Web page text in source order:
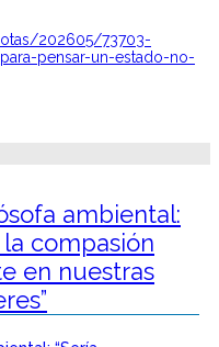
202605/73703-
pensar-un-estado-no-
ambiental:
compasión
en nuestras